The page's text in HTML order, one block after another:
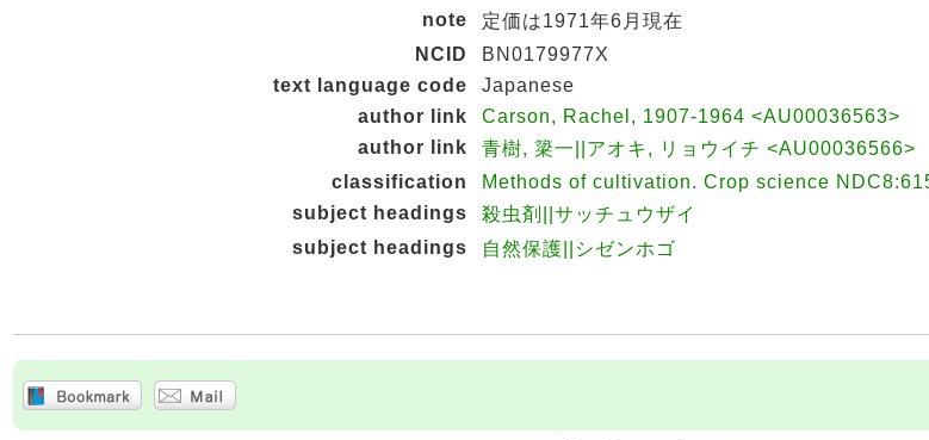
note
定価は1971年6月現在
NCID
BN0179977X
text language code
Japanese
author link
Carson, Rachel, 1907-1964 <AU00036563>
author link
青樹, 簗一||アオキ, リョウイチ <AU00036566>
classification
Methods of cultivation. Crop science
subject headings
殺虫剤||サッチュウザイ
subject headings
自然保護||シゼンホゴ